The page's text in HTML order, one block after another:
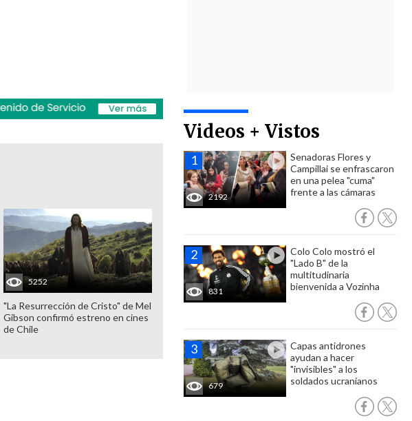
Videos + Vistos
2192
Senadoras Flores y
Campillai se enfrascaron
en una pelea "cuma"
frente a las cámaras
831
Colo Colo mostró el
"Lado B" de la
multitudinaria
bienvenida a Vozinha
679
Capas antidrones
ayudan a hacer
"invisibles" a los
soldados ucranianos
5252
"La Resurrección de Cristo" de Mel
Gibson confirmó estreno en cines
de Chile